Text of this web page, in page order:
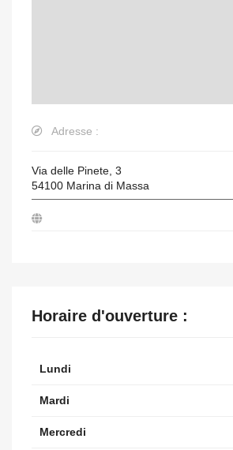
Adresse :
Via delle Pinete, 3
54100 Marina di Massa
Horaire d'ouverture :
Lundi
Mardi
Mercredi